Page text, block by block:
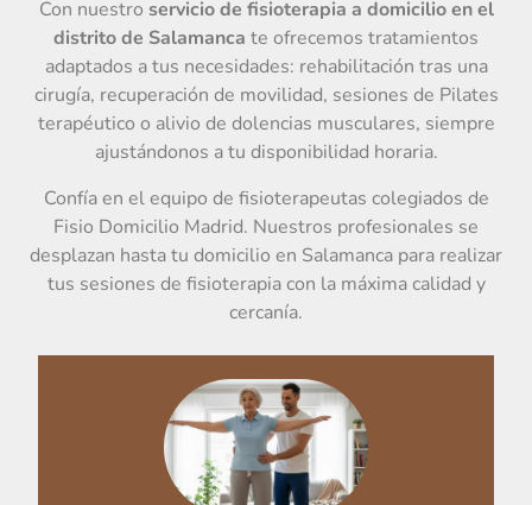
Con nuestro servicio de fisioterapia a domicilio en el
distrito de Salamanca te ofrecemos tratamientos
adaptados a tus necesidades: rehabilitación tras una
cirugía, recuperación de movilidad, sesiones de Pilates
terapéutico o alivio de dolencias musculares, siempre
ajustándonos a tu disponibilidad horaria.
Confía en el equipo de fisioterapeutas colegiados de
Fisio Domicilio Madrid. Nuestros profesionales se
desplazan hasta tu domicilio en Salamanca para realizar
tus sesiones de fisioterapia con la máxima calidad y
cercanía.